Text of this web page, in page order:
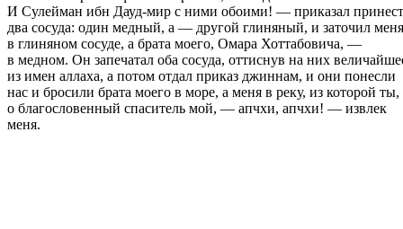
И Сулейман ибн Дауд-мир с ними обоими! — приказал
два сосуда: один медный, а — другой глиняный, и заточил меня
в глиняном сосуде, а брата моего, Омара Хоттабовича, —
в медном. Он запечатал оба сосуда, оттиснув на них
из имен аллаха, а потом отдал приказ джиннам, и они понесли
нас и бросили брата моего в море, а меня в реку, из которой ты,
о благословенный спаситель мой, — апчхи, апчхи! — извлек
меня.